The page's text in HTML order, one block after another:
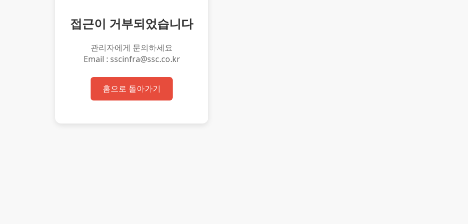
접근이 거부되었습니다
관리자에게 문의하세요
Email : sscinfra@ssc.co.kr
홈으로 돌아가기